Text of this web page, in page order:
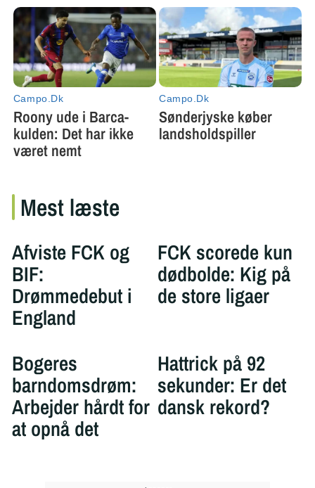
Mest læste
Afviste FCK og
BIF:
Drømmedebut i
England
FCK scorede kun
dødbolde: Kig på
de store ligaer
Bogeres
barndomsdrøm:
Arbejder hårdt for
at opnå det
Hattrick på 92
sekunder: Er det
dansk rekord?